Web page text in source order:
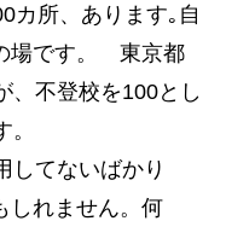
カ所、あります｡自
場です。 東京都
、不登校を100とし
してないばかり
しれません。何